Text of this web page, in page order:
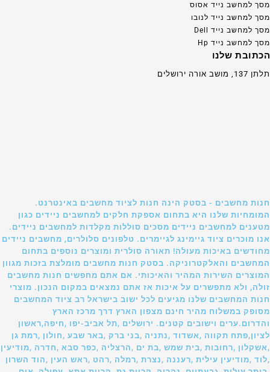
מסך למחשב נייד אסוס
מסך למחשב נייד לנובו
מסך למחשב נייד Dell
מסך למחשב נייד Hp
הכתובת שלנו
תלתן 137, מושב אורה ירושלים
חנות מחשבים - בסטק הינה חנות לציוד מחשבים באינטרנט.
המומחיות שלנו היא בתחום אספקת חלקים למחשבים ניידים כגון
מטענים למחשבים ניידים מסכים סוללות מקלדות למחשבים ניידים.
אנו מוכרים ציוד גיימינג לגיימרים. טלפונים סלולרים, מחשבים ניידים
מחודשים באיכות מעולה! תאורה סולרית ומוצרים נוספים בתחום
המחשבים והאלקטרוניקה. בסטק חנות מחשבים מומלצת בזכות מגוון
המוצרים השירות המהיר והאיכותי. אם אתם מחפשים חנות מחשבים
זולה, ולא מתפשרים על איכות אז אתם נמצאים במקום הנכון. מוצרי
חנות המחשבים שלנו מגיעים לכל ישוב בישראל רב ציוד המחשבים
מסופק במשלוח מהיר חינם מצפון הארץ דרך מרכז הארץ
והדרום.ערים וישובים קטנים. ירושלים ,תל אביב-יפו ,חיפה,ראשון
לציון,פתח תקווה ,אשדוד ,נתניה ,בני ברק ,באר שבע ,חולון ,רמת גן
,אשקלון ,רחובות ,בית שמש ,בת ים ,הרצליה ,כפר סבא ,חדרה ,מודיעין
,לוד ,מודיעין עילית ,רעננה ,נצרת ,רמלה ,רהט ,ראש העין ,הוד השרון